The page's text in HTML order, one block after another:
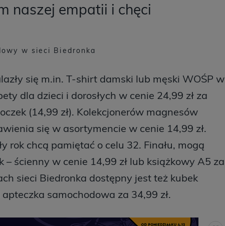
naszej empatii i chęci
w sieci Biedronka
się m.in. T-shirt damski lub męski WOŚP w
dla dzieci i dorosłych w cenie 24,99 zł za
(14,99 zł). Kolekcjonerów magnesów
się w asortymencie w cenie 14,99 zł.
rok chcą pamiętać o celu 32. Finału, mogą
ścienny w cenie 14,99 zł lub książkowy A5 za
sieci Biedronka dostępny jest też kubek
samochodowa za 34,99 zł.